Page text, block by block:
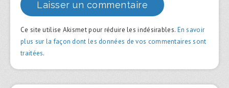
Ce site utilise Akismet pour réduire les indésirables. En savoir
plus sur la façon dont les données de vos commentaires sont
traitées.